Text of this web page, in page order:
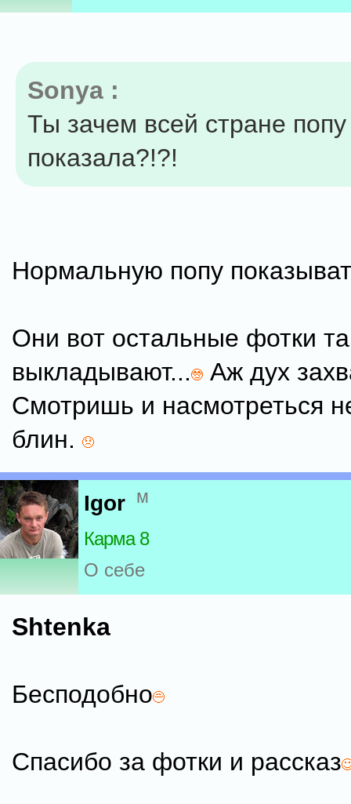
Sonya :
Ты зачем всей стране попу
показала?!?!
Нормальную попу
Они вот остальные фотки
выкладывают...
Аж дух
Смотришь и насмотреться
блин.
Igor м
Карма 8
О себе
Shtenka
Бесподобно
Спасибо за фотки и рассказ